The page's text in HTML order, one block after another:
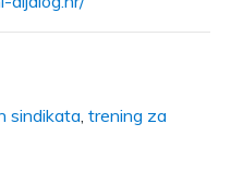
sindikata trening za